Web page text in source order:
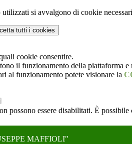
si avvalgono di cookie
tutti i cookies
cookie consentire.
il funzionamento della piattaforma
al funzionamento potete visionare la
possono essere disabilitati. È
MAFFIOLI"